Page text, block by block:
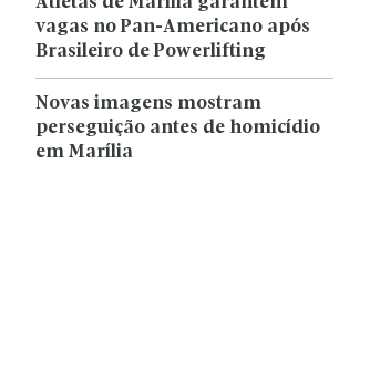
vagas no Pan-Americano após
Brasileiro de Powerlifting
Novas imagens mostram
perseguição antes de homicídio
em Marília